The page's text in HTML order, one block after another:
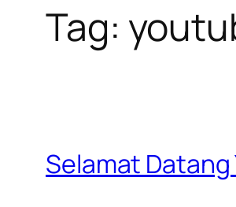
Tag:
Selamat